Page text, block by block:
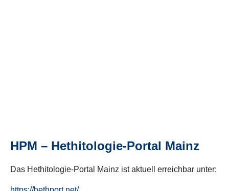
HPM – Hethitologie-Portal Mainz
Das Hethitologie-Portal Mainz ist aktuell erreichbar unter: